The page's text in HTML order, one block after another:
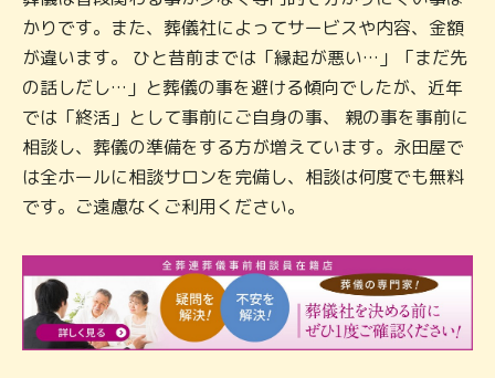
かりです。また、葬儀社によってサービスや内容、金額
が違います。 ひと昔前までは「縁起が悪い…」「まだ先
の話しだし…」と葬儀の事を避ける傾向でしたが、近年
では「終活」として事前にご自身の事、 親の事を事前に
相談し、葬儀の準備をする方が増えています。永田屋で
は全ホールに相談サロンを完備し、相談は何度でも無料
です。ご遠慮なくご利用ください。